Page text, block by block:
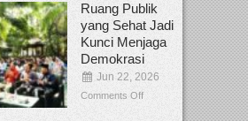
Ruang Publik
yang Sehat Jadi
Kunci Menjaga
Demokrasi
Jun 22, 2026
Comments Off